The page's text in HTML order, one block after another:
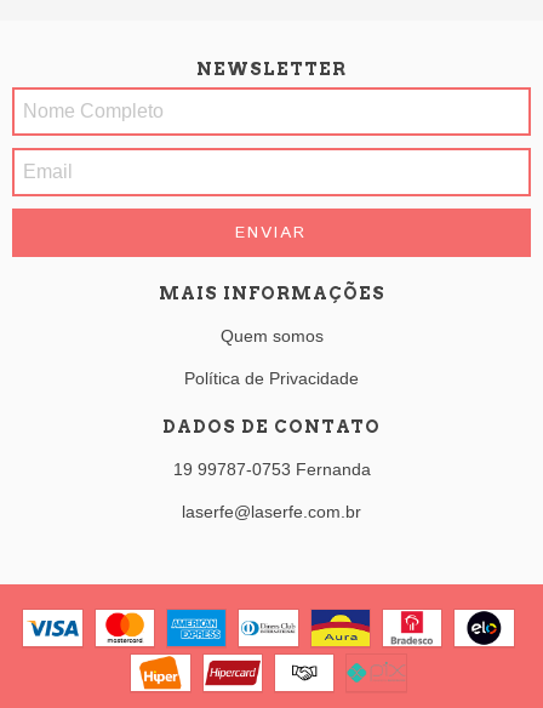
NEWSLETTER
MAIS INFORMAÇÕES
Quem somos
Política de Privacidade
DADOS DE CONTATO
19 99787-0753 Fernanda
laserfe@laserfe.com.br